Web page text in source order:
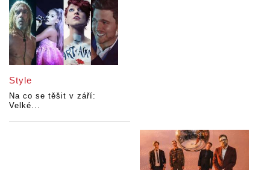
Style
Na co se těšit v září:
Velké...